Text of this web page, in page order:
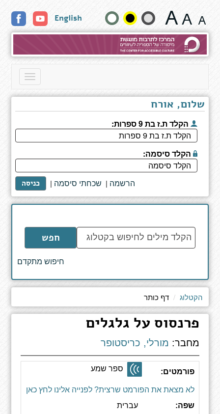
על
גלגלים
שנה
גודל
טקסט
English
Toggle
שלום, אורח
הקלד ת.ז בת 9 ספרות:
הקלד סיסמה:
כניסה | שכחתי סיסמה | הרשמה
הקלד
מילים
לחיפוש
חפש
חיפוש מתקדם
הקטלוג דף כותר
פרנסוס על גלגלים
מחבר: מורלי, כריסטופר
פורמטים: ספר שמע
לא מצאת את הפורמט שרצית? לפנייה אלינו לחץ כאן
שפה:
עברית